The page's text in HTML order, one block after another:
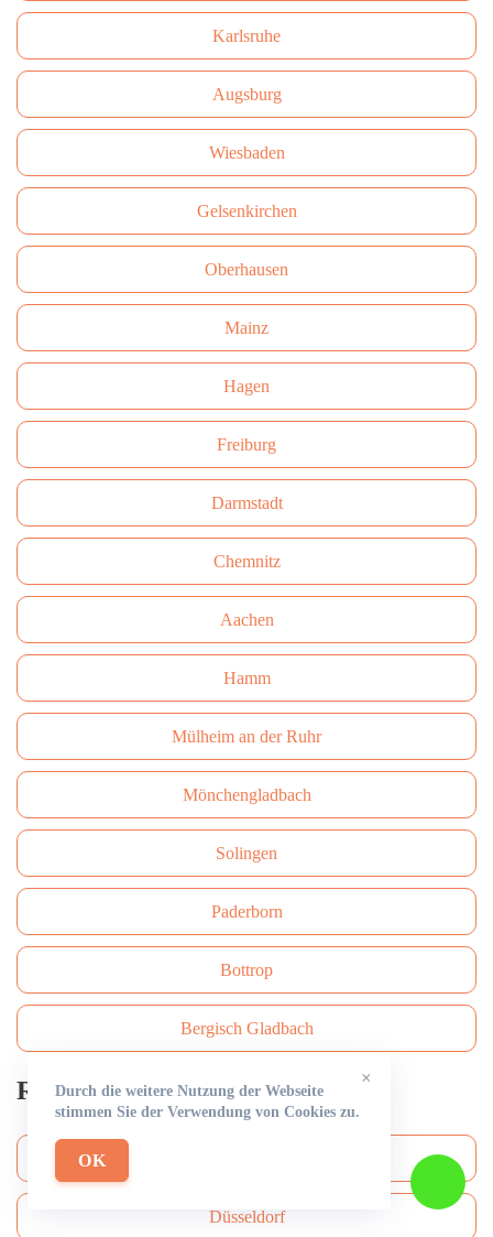
Karlsruhe
Augsburg
Wiesbaden
Gelsenkirchen
Oberhausen
Mainz
Hagen
Freiburg
Darmstadt
Сhemnitz
Aachen
Hamm
Mülheim an der Ruhr
Mönchengladbach
Solingen
Paderborn
Bottrop
Bergisch Gladbach
Rohrreinigung
Düsseldorf
×
Durch die weitere Nutzung der Webseite
stimmen Sie der Verwendung von Cookies zu.
OK